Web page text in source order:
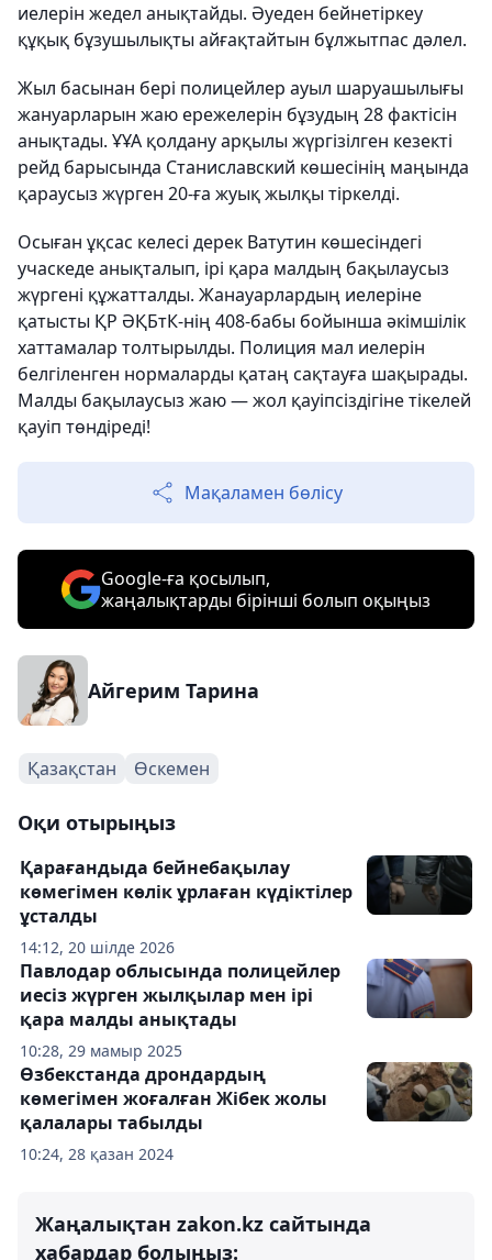
иелерін жедел анықтайды. Әуеден бейнетіркеу
құқық бұзушылықты айғақтайтын бұлжытпас дәлел.
Жыл басынан бері полицейлер ауыл шаруашылығы
жануарларын жаю ережелерін бұзудың 28 фактісін
анықтады. ҰҰА қолдану арқылы жүргізілген кезекті
рейд барысында Станиславский көшесінің маңында
қараусыз жүрген 20-ға жуық жылқы тіркелді.
Осыған ұқсас келесі дерек Ватутин көшесіндегі
учаскеде анықталып, ірі қара малдың бақылаусыз
жүргені құжатталды. Жанауарлардың иелеріне
қатысты ҚР ӘҚБтК-нің 408-бабы бойынша әкімшілік
хаттамалар толтырылды. Полиция мал иелерін
белгіленген нормаларды қатаң сақтауға шақырады.
Малды бақылаусыз жаю — жол қауіпсіздігіне тікелей
қауіп төндіреді!
Мақаламен бөлісу
Google-ға қосылып,
жаңалықтарды бірінші болып оқыңыз
Айгерим Тарина
Қазақстан Өскемен
Оқи отырыңыз
14:12, 20 шілде 2026
Қарағандыда бейнебақылау
көмегімен көлік ұрлаған күдіктілер
ұсталды
10:28, 29 мамыр 2025
Павлодар облысында полицейлер
иесіз жүрген жылқылар мен ірі
қара малды анықтады
10:24, 28 қазан 2024
Өзбекстанда дрондардың
көмегімен жоғалған Жібек жолы
қалалары табылды
Жаңалықтан zakon.kz сайтында
хабардар болыңыз: